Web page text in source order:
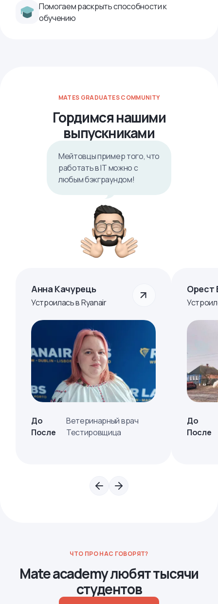
Помогаем раскрыть способности к
обучению
MATES GRADUATES COMMUNITY
Гордимся нашими
выпускниками
Мейтовцы пример того, что
работать в IТ можно с
любым бэкграундом!
Анна Качурець
Устроилась в Ryanair
До
Ветеринарный врач
После
Тестировщица
Орест
До
После
ЧТО ПРО НАС ГОВОРЯТ?
Mate academy любят тысячи
студентов